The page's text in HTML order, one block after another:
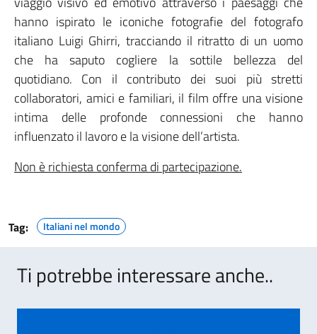
hanno ispirato le iconiche fotografie del fotografo
italiano Luigi Ghirri, tracciando il ritratto di un uomo
che ha saputo cogliere la sottile bellezza del
quotidiano. Con il contributo dei suoi più stretti
collaboratori, amici e familiari, il film offre una visione
intima delle profonde connessioni che hanno
influenzato il lavoro e la visione dell’artista.
Non è richiesta conferma di partecipazione.
Tag: Italiani nel mondo
Ti potrebbe interessare anche..